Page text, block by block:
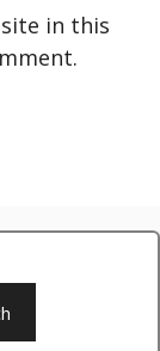
in this